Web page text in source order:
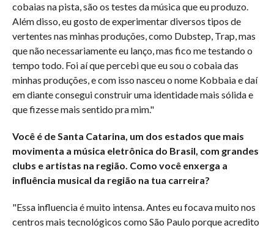
cobaias na pista, são os testes da música que eu produzo.
Além disso, eu gosto de experimentar diversos tipos de
vertentes nas minhas produções, como Dubstep, Trap, mas
que não necessariamente eu lanço, mas fico me testando o
tempo todo. Foi aí que percebi que eu sou o cobaia das
minhas produções, e com isso nasceu o nome Kobbaia e daí
em diante consegui construir uma identidade mais sólida e
que fizesse mais sentido pra mim."
Você é de Santa Catarina, um dos estados que mais
movimenta a música eletrônica do Brasil, com grandes
clubs e artistas na região. Como você enxerga a
influência musical da região na tua carreira?
"Essa influencia é muito intensa. Antes eu focava muito nos
centros mais tecnológicos como São Paulo porque acredito